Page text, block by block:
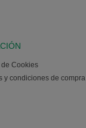
de Cookies
y condiciones de compra